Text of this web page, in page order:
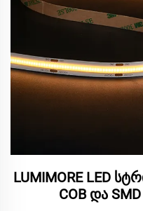
LUMIMORE LED
COB და